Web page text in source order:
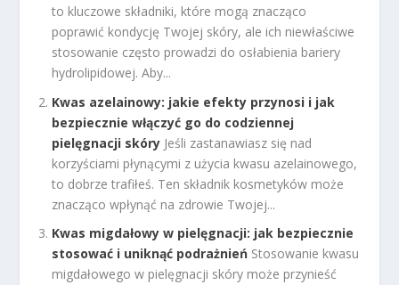
to kluczowe składniki, które mogą znacząco
poprawić kondycję Twojej skóry, ale ich niewłaściwe
stosowanie często prowadzi do osłabienia bariery
hydrolipidowej. Aby...
Kwas azelainowy: jakie efekty przynosi i jak
bezpiecznie włączyć go do codziennej
pielęgnacji skóry Jeśli zastanawiasz się nad
korzyściami płynącymi z użycia kwasu azelainowego,
to dobrze trafiłeś. Ten składnik kosmetyków może
znacząco wpłynąć na zdrowie Twojej...
Kwas migdałowy w pielęgnacji: jak bezpiecznie
stosować i uniknąć podrażnień Stosowanie kwasu
migdałowego w pielęgnacji skóry może przynieść